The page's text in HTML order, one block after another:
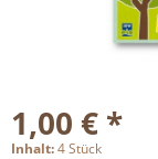
1,00 € *
Inhalt:4 Stück